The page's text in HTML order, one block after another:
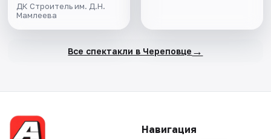
ДК Строитель им. Д.Н.
Мамлеева
Все спектакли в Череповце →
Навигация